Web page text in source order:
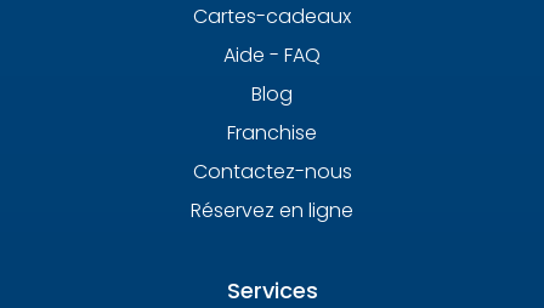
Cartes-cadeaux
Aide - FAQ
Blog
Franchise
Contactez-nous
Réservez en ligne
Services